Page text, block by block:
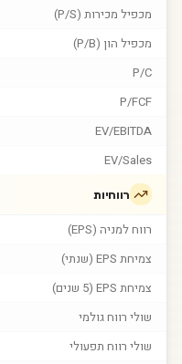
מכפיל מכירות (P/S)
מכפיל הון (P/B)
P/C
P/FCF
EV/EBITDA
EV/Sales
רווחיות
רווח למניה (EPS)
צמיחת EPS (שנתי)
צמיחת EPS (5 שנים)
שולי רווח גולמי
שולי רווח תפעולי